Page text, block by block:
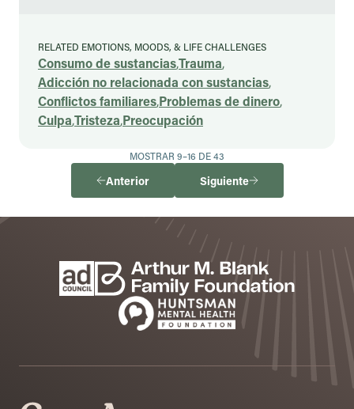
RELATED EMOTIONS, MOODS, & LIFE CHALLENGES
Consumo de sustancias,Trauma,
Adicción no relacionada con sustancias,
Conflictos familiares,Problemas de dinero,
Culpa,Tristeza,Preocupación
MOSTRAR 9–16 DE 43
Anterior Siguiente
Footer
Patrocinadores